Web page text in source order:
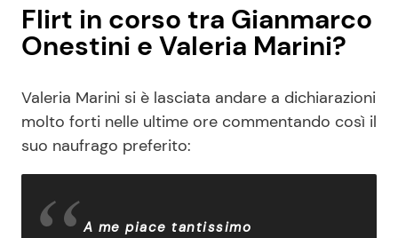
Flirt in corso tra Gianmarco
Onestini e Valeria Marini?
Valeria Marini si è lasciata andare a dichiarazioni
molto forti nelle ultime ore commentando così il
suo naufrago preferito:
A me piace tantissimo